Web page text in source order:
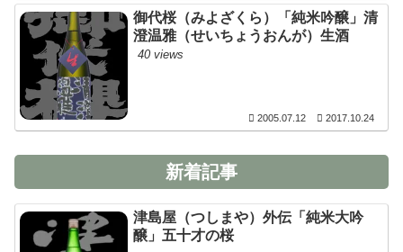
御代桜（みよざくら）「純米吟醸」清
澄温雅（せいちょうおんが）生酒
40 views
2005.07.12 2017.10.24
新着記事
津島屋（つしまや）外伝「純米大吟
醸」五十才の桜